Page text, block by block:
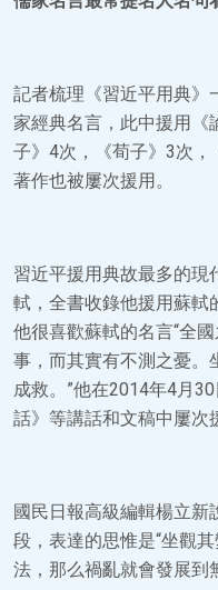
記者梳理《習近平用典》
家經典名言，此中援用《
子》4次，《荀子》3次
著作也被屢次援用。
習近平援用典故最多的現
軾，全書收錄他援用蘇軾
他很喜歡蘇軾的名言“全
事，而其實有不測之憂。
成救。”他在2014年4月
話》等講話和文稿中屢次
國民日報高級編輯楊立新
段，表達的思惟是“坐觀
法，那么禍亂就會發展到